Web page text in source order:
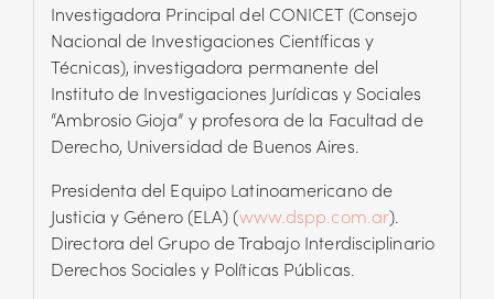
Investigadora Principal del CONICET (Consejo
Nacional de Investigaciones Científicas y
Técnicas), investigadora permanente del
Instituto de Investigaciones Jurídicas y Sociales
“Ambrosio Gioja” y profesora de la Facultad de
Derecho, Universidad de Buenos Aires.
Presidenta del Equipo Latinoamericano de
Justicia y Género (ELA) (www.dspp.com.ar).
Directora del Grupo de Trabajo Interdisciplinario
Derechos Sociales y Políticas Públicas.